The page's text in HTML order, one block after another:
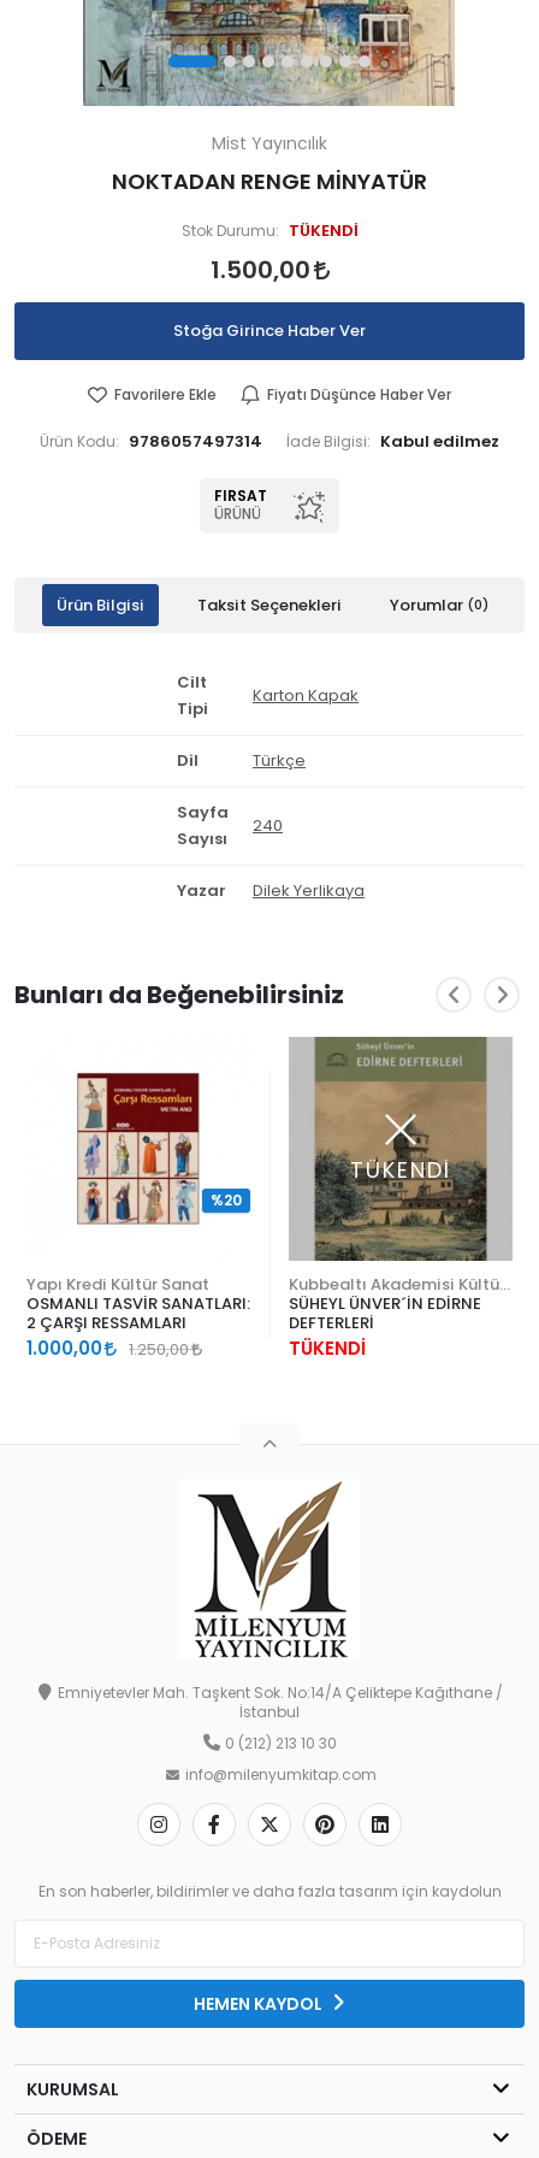
Mist Yayıncılık
NOKTADAN RENGE MİNYATÜR
Stok Durumu: TÜKENDİ
1.500,00
Stoğa Girince Haber Ver
Favorilere Ekle Fiyatı Düşünce Haber Ver
Ürün Kodu: 9786057497314 İade Bilgisi:
FIRSAT
ÜRÜNÜ
Ürün Bilgisi Taksit Seçenekleri Yorumlar (0)
Cilt
Tipi
Karton Kapak
Dil Türkçe
Sayfa
Sayısı
240
Yazar Dilek Yerlikaya
Bunları da Beğenebilirsiniz
Yapı Kredi Kültür Sanat
OSMANLI TASVİR SANATLARI:
2 ÇARŞI RESSAMLARI
1.000,00 1.250,00
%20
TÜKENDİ
SÜHEYL ÜNVER´İN EDİRNE
DEFTERLERİ
TÜKENDİ
Emniyetevler Mah. Taşkent Sok. No:14/A Çeliktepe Kağıthane /
İstanbul
0 (212) 213 10 30
info@milenyumkitap.com
En son haberler, bildirimler ve daha fazla tasarım için kaydolun
HEMEN KAYDOL
KURUMSAL
ÖDEME